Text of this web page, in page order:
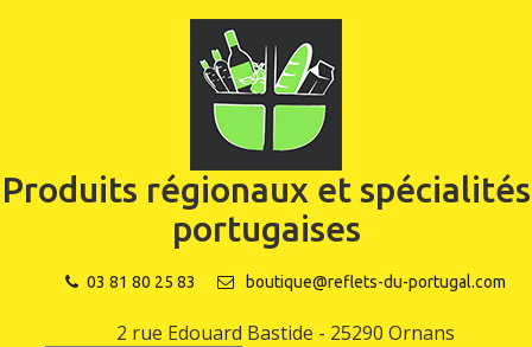
Produits régionaux et spécialités
portugaises
03 81 80 25 83 boutique@reflets-du-portugal.com
2 rue Edouard Bastide - 25290 Ornans